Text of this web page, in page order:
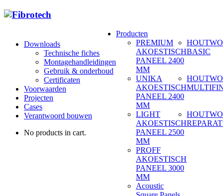
Downloads
Technische fiches
Montagehandleidingen
Gebruik & onderhoud
Certificaten
Voorwaarden
Projecten
Cases
Verantwoord bouwen
No products in cart.
Producten
PREMIUM
AKOESTISCH
PANEEL 2400
MM
UNIKA
AKOESTISCH
PANEEL 2400
MM
LIGHT
AKOESTISCH
PANEEL 2500
MM
PROFF
AKOESTISCH
PANEEL 3000
MM
Acoustic
BASIC